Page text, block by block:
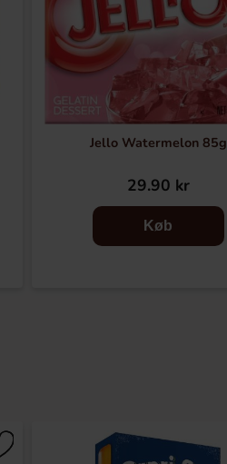
Jello Watermelon 85g
29.90 kr
Køb